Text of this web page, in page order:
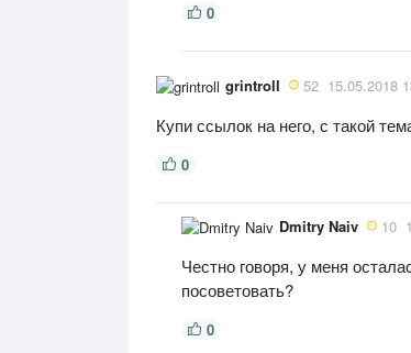
0
grintroll 52 15.05.2018
Купи ссылок на него, с такой
0
Dmitry Naiv 10
Честно говоря, у меня
посоветовать?
0